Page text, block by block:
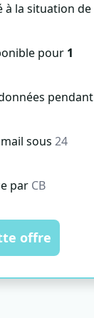
à la situation de
pour 1
pendant
sous 24
par CB
offre